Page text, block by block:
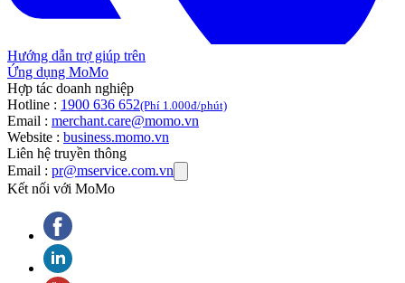
Hướng dẫn trợ giúp trên
Ứng dụng MoMo
Hợp tác doanh nghiệp
Hotline : 1900 636 652(Phí 1.000đ/phút)
Email : merchant.care@momo.vn
Website : business.momo.vn
Liên hệ truyền thông
Email : pr@mservice.com.vn
Kết nối với MoMo